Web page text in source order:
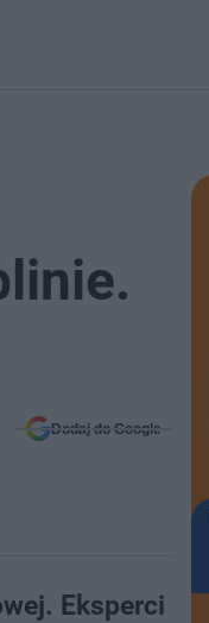
Dodaj do Google
Eksperci